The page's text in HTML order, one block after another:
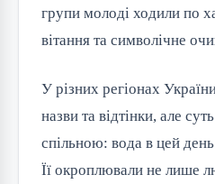
групи молоді ходили по
вітання та символічне
У різних регіонах
назви та відтінки, але
спільною: вода в цей
Її окроплювали не лише